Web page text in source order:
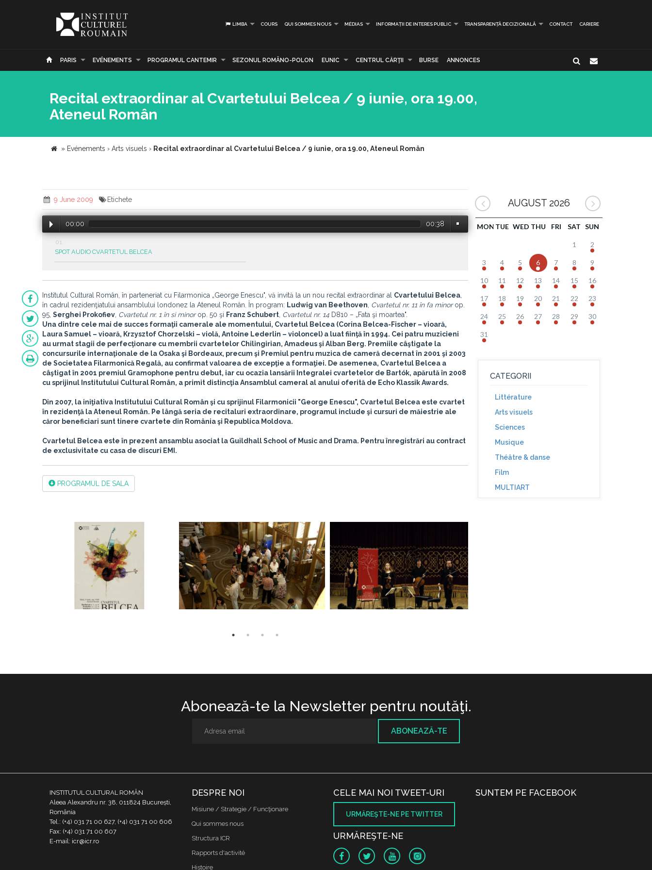
LIMBA COURS QUI SOMMES NOUS MÉDIAS INFORMAȚII DE INTERES PUBLIC TRANSPARENȚĂ DECIZIONALĂ CONTACT CARIERE
PARIS EVÉNEMENTS PROGRAMUL CANTEMIR SEZONUL ROMÂNO-POLON EUNIC CENTRUL CĂRŢII BURSE ANNONCES
Recital extraordinar al Cvartetului Belcea / 9 iunie, ora 19.00,
Ateneul Român
» Evénements › Arts visuels › Recital extraordinar al Cvartetului Belcea / 9 iunie, ora 19.00, Ateneul Român
9 June 2009 Etichete
00:00 00:38
SPOT AUDIO CVARTETUL BELCEA
Institutul Cultural Român, în parteneriat cu Filarmonica „George Enescu", vă invită la un nou recital extraordinar al Cvartetului Belcea
în cadrul rezidenţiatului ansamblului londonez la Ateneul Român. În program: Ludwig van Beethoven Cvartetul nr. 11 în fa minorop.
95, Serghei Prokofiev Cvartetul nr. 1 în si minorop. 50 şi Franz Schubert Cvartetul nr. 14 D810 – „Fata şi moartea".
Una dintre cele mai de succes formaţii camerale ale momentului, Cvartetul Belcea (Corina Belcea-Fischer – vioară,
Laura Samuel – vioară, Krzysztof Chorzelski – violă, Antoine Lederlin – violoncel) a luat fiinţă în 1994. Cei patru muzicieni
au urmat stagii de perfecţionare cu membrii cvartetelor Chilingirian, Amadeus şi Alban Berg. Premiile câştigate la
concursurile internaţionale de la Osaka şi Bordeaux, precum şi Premiul pentru muzica de cameră decernat în 2001 şi 2003
de Societatea Filarmonică Regală, au confirmat valoarea de excepţie a formaţiei. De asemenea, Cvartetul Belcea a
câştigat în 2001 premiul Gramophone pentru debut, iar cu ocazia lansării Integralei cvartetelor de Bartók, apărută în 2008
cu sprijinul Institutului Cultural Român, a primit distincţia Ansamblul cameral al anului oferită de Echo Klassik Awards.
Din 2007, la iniţiativa Institutului Cultural Român şi cu sprijinul Filarmonicii "George Enescu", Cvartetul Belcea este cvartet
în rezidenţă la Ateneul Român. Pe lângă seria de recitaluri extraordinare, programul include şi cursuri de măiestrie ale
căror beneficiari sunt tinere cvartete din România şi Republica Moldova.
Cvartetul Belcea este în prezent ansamblu asociat la Guildhall School of Music and Drama. Pentru înregistrări au contract
de exclusivitate cu casa de discuri EMI.
PROGRAMUL DE SALA
AUGUST 2026
MON TUE WED THU FRI SAT SUN
1 2
3 4 5 6 7 8 9
10 11 12 13 14 15 16
17 18 19 20 21 22 23
24 25 26 27 28 29 30
31
CATEGORII
Littérature
Arts visuels
Sciences
Musique
Théâtre & danse
Film
MULTIART
Abonează-te la Newsletter pentru noutăţi.
ABONEAZĂ-TE
INSTITUTUL CULTURAL ROMÂN
Aleea Alexandru nr. 38, 011824 București,
România
Tel.: (+4) 031 71 00 627, (+4) 031 71 00 606
Fax: (+4) 031 71 00 607
E-mail: icr@icr.ro
DESPRE NOI
Misiune / Strategie / Funcţionare
Qui sommes nous
Structura ICR
Rapports d'activité
Histoire
CELE MAI NOI TWEET-URI
URMĂREŞTE-NE PE TWITTER
URMĂREŞTE-NE
SUNTEM PE FACEBOOK